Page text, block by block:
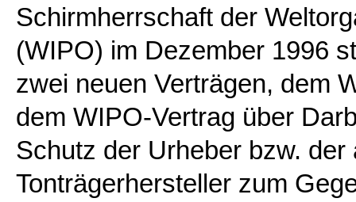
Schirmherrschaft der
(WIPO) im Dezember 1996
zwei neuen Verträgen, dem
dem WIPO-Vertrag über
Schutz der Urheber bzw.
Tonträgerhersteller zum